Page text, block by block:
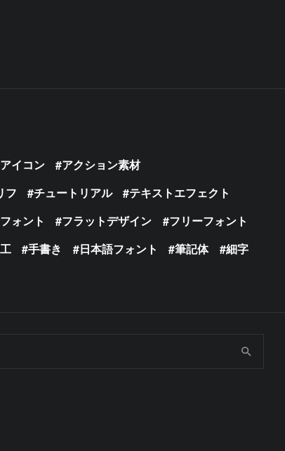
アイコン
アクション素材
フ チュートリアル
テキストエフェクト
フォント フラットデザイン
フリーフォント
手書き 日本語フォント 筆記体
細字